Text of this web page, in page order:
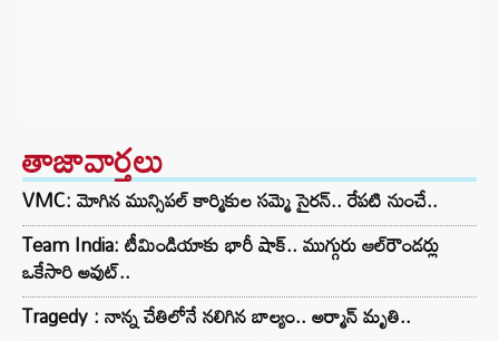
తాజావార్తలు
VMC: మోగిన మున్సిపల్ కార్మికుల సమ్మె సైరన్.. రేపటి నుంచే..
Team India: టీమిండియాకు భారీ షాక్.. ముగ్గురు ఆల్‌రౌండర్లు
ఒకేసారి అవుట్..
Tragedy : నాన్న చేతిలోనే నలిగిన బాల్యం.. అర్మాన్ మృతి..